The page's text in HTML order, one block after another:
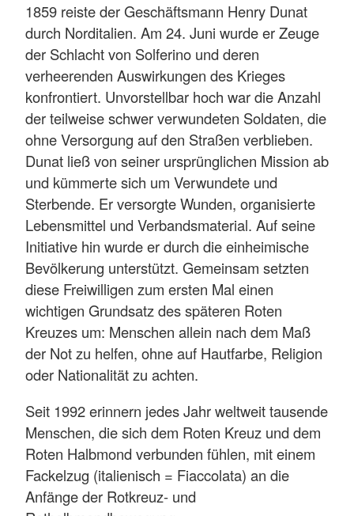
1859 reiste der Geschäftsmann Henry Dunat
durch Norditalien. Am 24. Juni wurde er Zeuge
der Schlacht von Solferino und deren
verheerenden Auswirkungen des Krieges
konfrontiert. Unvorstellbar hoch war die Anzahl
der teilweise schwer verwundeten Soldaten, die
ohne Versorgung auf den Straßen verblieben.
Dunat ließ von seiner ursprünglichen Mission ab
und kümmerte sich um Verwundete und
Sterbende. Er versorgte Wunden, organisierte
Lebensmittel und Verbandsmaterial. Auf seine
Initiative hin wurde er durch die einheimische
Bevölkerung unterstützt. Gemeinsam setzten
diese Freiwilligen zum ersten Mal einen
wichtigen Grundsatz des späteren Roten
Kreuzes um: Menschen allein nach dem Maß
der Not zu helfen, ohne auf Hautfarbe, Religion
oder Nationalität zu achten.
Seit 1992 erinnern jedes Jahr weltweit tausende
Menschen, die sich dem Roten Kreuz und dem
Roten Halbmond verbunden fühlen, mit einem
Fackelzug (italienisch = Fiaccolata) an die
Anfänge der Rotkreuz- und